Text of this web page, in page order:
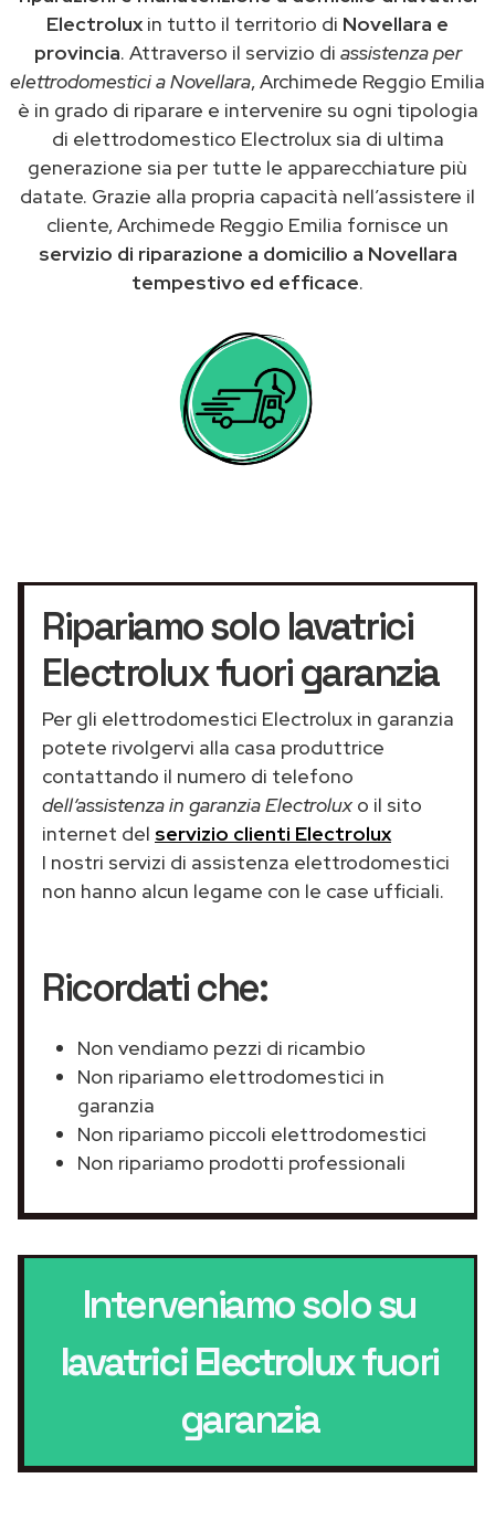
Electrolux in tutto il territorio di Novellara e
provincia. Attraverso il servizio di assistenza per
elettrodomestici a Novellara, Archimede Reggio Emilia
è in grado di riparare e intervenire su ogni tipologia
di elettrodomestico Electrolux sia di ultima
generazione sia per tutte le apparecchiature più
datate. Grazie alla propria capacità nell’assistere il
cliente, Archimede Reggio Emilia fornisce un
servizio di riparazione a domicilio a Novellara
tempestivo ed efficace.
Ripariamo solo lavatrici
Electrolux fuori garanzia
Per gli elettrodomestici Electrolux in garanzia
potete rivolgervi alla casa produttrice
contattando il numero di telefono
dell’assistenza in garanzia Electrolux o il sito
internet del servizio clienti Electrolux
I nostri servizi di assistenza elettrodomestici
non hanno alcun legame con le case ufficiali.
Ricordati che:
Non vendiamo pezzi di ricambio
Non ripariamo elettrodomestici in
garanzia
Non ripariamo piccoli elettrodomestici
Non ripariamo prodotti professionali
Interveniamo solo su
lavatrici Electroluxfuori
garanzia